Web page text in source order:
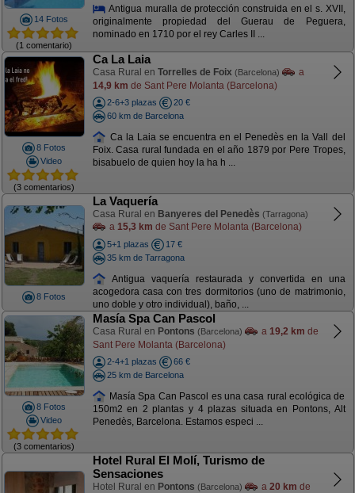
14 Fotos
(1 comentario)
Antigua muralla de protección construida en el s. XVII,
originalmente propiedad del Guerau de Peguera,
nominado en 1710 por el rey Carles II ...
8 Fotos
Video
(3 comentarios)
Ca La Laia
Casa Rural en Torrelles de Foix (Barcelona)
a
14,9 km de Sant Pere Molanta (Barcelona)
2-6+3 plazas
20 €
60 km de Barcelona
Ca la Laia se encuentra en el Penedès en la Vall del
Foix. Casa rural fundada en el año 1879 por Pere Tropes,
bisabuelo de quien hoy la ha h ...
8 Fotos
La Vaquería
Casa Rural en Banyeres del Penedès (Tarragona)
a 15,3 km de Sant Pere Molanta (Barcelona)
5+1 plazas
17 €
35 km de Tarragona
Antigua vaquería restaurada y convertida en una
acogedora casa con tres dormitorios (uno de matrimonio,
uno doble y otro individual), baño, ...
8 Fotos
Video
(3 comentarios)
Masía Spa Can Pascol
Casa Rural en Pontons (Barcelona) a 19,2 km de
Sant Pere Molanta (Barcelona)
2-4+1 plazas
66 €
25 km de Barcelona
Masía Spa Can Pascol es una casa rural ecológica de
150m2 en 2 plantas y 4 plazas situada en Pontons, Alt
Penedès, Barcelona. Estamos especi ...
Hotel Rural El Molí, Turismo de
Sensaciones
Hotel Rural en Pontons (Barcelona) a 20 km de